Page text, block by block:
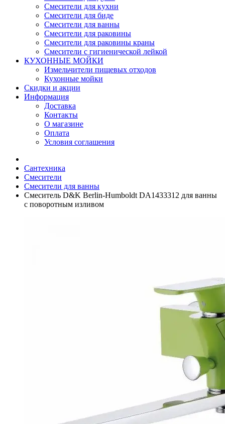
Смесители для кухни
Смесители для биде
Смесители для ванны
Смесители для раковины
Смесители для раковины краны
Смесители с гигиенической лейкой
КУХОННЫЕ МОЙКИ
Измельчители пищевых отходов
Кухонные мойки
Скидки и акции
Информация
Доставка
Контакты
О магазине
Оплата
Условия соглашения
Сантехника
Смесители
Смесители для ванны
Смеситель D&K Berlin-Humboldt DA1433312 для ванны
с поворотным изливом